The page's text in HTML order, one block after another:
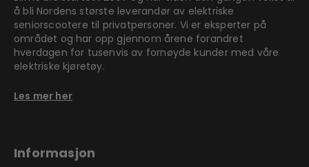
å bli Nordens største leverandør av elektriske
seniorscootere til privatpersoner. Vi er eksperter på
området og har opp gjennom årene forandret
hverdagen for tusenvis av fornøyde kunder med våre
elektriske kjøretøy.
Les mer her
Informasjon